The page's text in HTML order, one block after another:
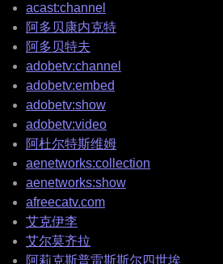
acast:channel
阿多贝康内克特
阿多贝特夫
adobetv:channel
adobetv:embed
adobetv:show
adobetv:video
阿杜尔特斯维姆
aenetworks:collection
aenetworks:show
afreecatv.com
艾克伊李
艾尔莫齐拉
阿莉克斯普雷斯斯尔四世埃